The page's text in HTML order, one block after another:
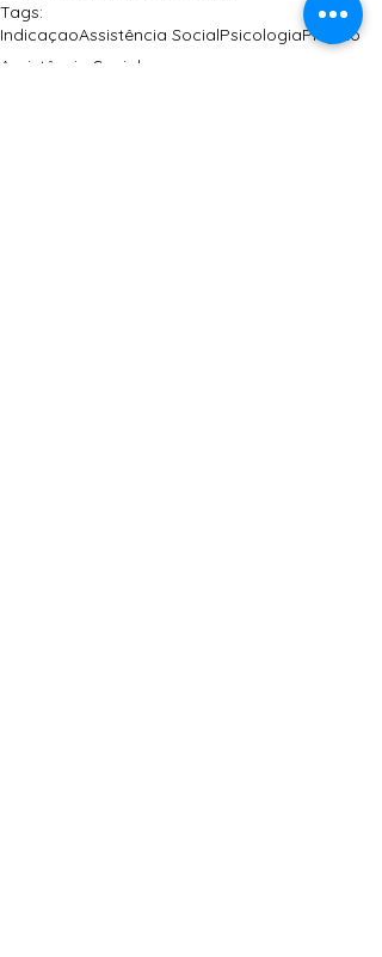
Tags:
IndicaçaoAssistência SocialPsicologiaProjeto
Assistência Social